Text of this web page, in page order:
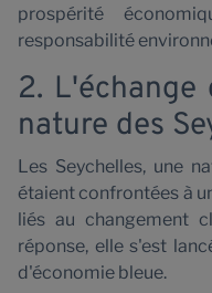
prospérité
responsabilité
2.
nature des
Les Seychelles, une
étaient confrontées à
liés au changement
réponse, elle s'est
d'économie bleue.